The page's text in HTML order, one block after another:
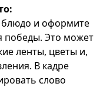
блюдо и оформите
победы. Это может
ленты, цветы и,
В кадре
слово